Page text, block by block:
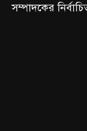
সম্পাদকের